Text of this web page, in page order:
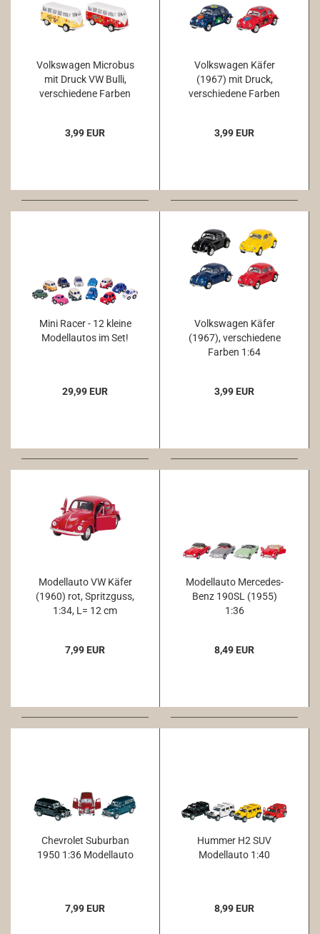
Volkswagen Microbus
mit Druck VW Bulli,
verschiedene Farben
3,99 EUR
Volkswagen Käfer
(1967) mit Druck,
verschiedene Farben
3,99 EUR
Mini Racer - 12 kleine
Modellautos im Set!
29,99 EUR
Volkswagen Käfer
(1967), verschiedene
Farben 1:64
3,99 EUR
Modellauto VW Käfer
(1960) rot, Spritzguss,
1:34, L= 12 cm
7,99 EUR
Modellauto Mercedes-
Benz 190SL (1955)
1:36
8,49 EUR
Chevrolet Suburban
1950 1:36 Modellauto
7,99 EUR
Hummer H2 SUV
Modellauto 1:40
8,99 EUR